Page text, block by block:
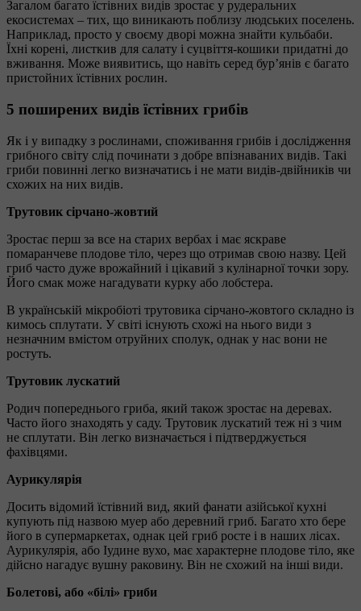
Загалом багато їстівних видів зростає у рудеральних
екосистемах – тих, що виникають поблизу людських поселень.
Наприклад, просто у своєму дворі можна знайти кульбаби.
Їхні корені, листкив для салату і суцвіття-кошики придатні до
вживання. Може виявитись, що навіть серед бур’янів є багато
пристойних їстівних рослин.
5 поширених видів їстівних грибів
Як і у випадку з рослинами, споживання грибів і дослідження
грибного світу слід починати з добре впізнаваних видів. Такі
гриби повинні легко визначатись і не мати видів-двійників чи
схожих на них видів.
Трутовик сірчано-жовтий
Зростає перш за все на старих вербах і має яскраве
помаранчеве плодове тіло, через що отримав свою назву. Цей
гриб часто дуже врожайний і цікавий з кулінарної точки зору.
Його смак може нагадувати курку або лобстера.
В українській мікробіоті трутовика сірчано-жовтого складно із
кимось сплутати. У світі існують схожі на нього види з
незначним вмістом отруйних сполук, однак у нас вони не
ростуть.
Трутовик лускатий
Родич попереднього гриба, який також зростає на деревах.
Часто його знаходять у саду. Трутовик лускатий теж ні з чим
не сплутати. Він легко визначається і підтверджується
фахівцями.
Аурикулярія
Досить відомий їстівний вид, який фанати азійської кухні
купують під назвою муер або деревний гриб. Багато хто бере
його в супермаркетах, однак цей гриб росте і в наших лісах.
Аурикулярія, або Іудине вухо, має характерне плодове тіло, яке
дійсно нагадує вушну раковину. Він не схожий на інші види.
Болетові, або «білі» гриби